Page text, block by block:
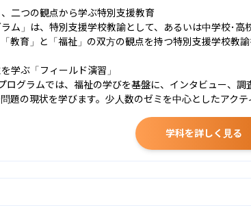
二つの観点から学ぶ特別支援教育
ラム」は、特別支援学校教諭として、あるいは中学校･
教育」と「福祉」の双方の観点を持つ特別支援学校教諭
学ぶ「フィールド演習」
ログラムでは、福祉の学びを基盤に、インタビュー、
題の現状を学びます。少人数のゼミを中心としたアク
学科を詳しく見る